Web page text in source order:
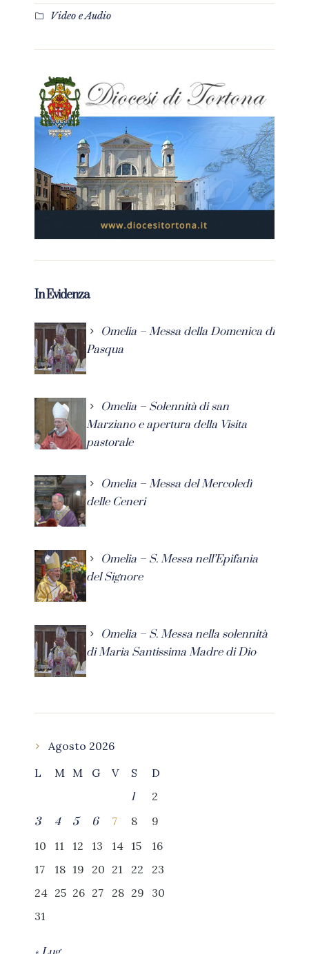
Video e Audio
In Evidenza
Omelia – Messa della Domenica di
Pasqua
Omelia – Solennità di san
Marziano e apertura della Visita
pastorale
Omelia – Messa del Mercoledì
delle Ceneri
Omelia – S. Messa nell’Epifania
del Signore
Omelia – S. Messa nella solennità
di Maria Santissima Madre di Dio
Agosto 2026
L
M M G V S
D
1
2
3
4 5 6 7 8
9
10
11 12 13 14 15
16
17
18 19 20 21 22
23
24 25 26 27 28 29
30
31